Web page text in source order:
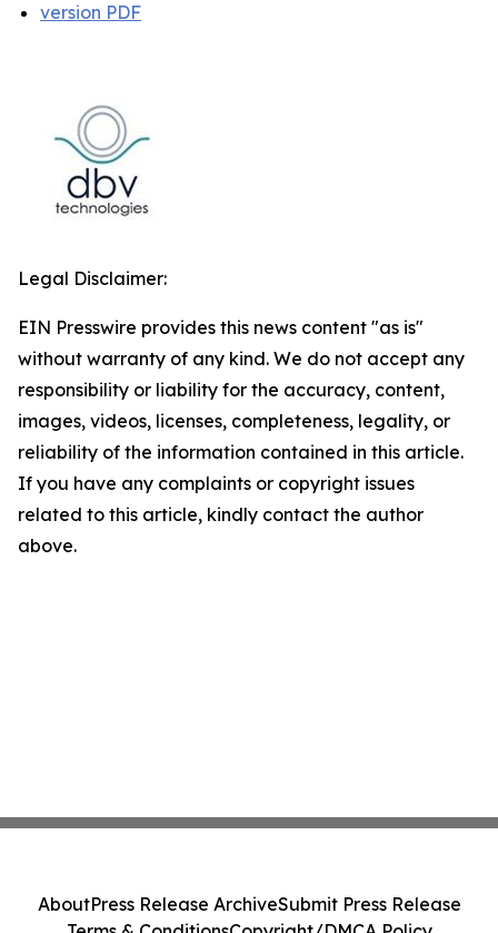
version PDF
Legal Disclaimer:
EIN Presswire provides this news content "as is"
without warranty of any kind. We do not accept any
responsibility or liability for the accuracy, content,
images, videos, licenses, completeness, legality, or
reliability of the information contained in this article.
If you have any complaints or copyright issues
related to this article, kindly contact the author
above.
AboutPress Release ArchiveSubmit Press Release